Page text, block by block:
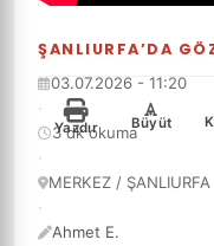
ŞANLIURFA’DA
03.07.2026 - 11:20
·
3 dk okuma
·
MERKEZ / ŞANLIURFA
·
Ahmet E.
Yazdır
+
Büyüt